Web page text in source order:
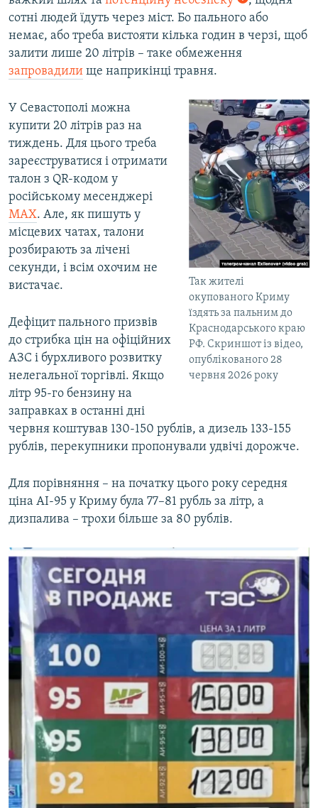
сотні людей їдуть через міст. Бо пального або
немає, або треба вистояти кілька годин в черзі, щоб
залити лише 20 літрів – таке обмеження
запровадили ще наприкінці травня.
Так жителі
окупованого Криму
їздять за пальним до
Краснодарського краю
РФ. Скриншот із відео,
опублікованого 28
червня 2026 року
У Севастополі можна
купити 20 літрів раз на
тиждень. Для цього треба
зареєструватися і отримати
талон з QR-кодом у
російському месенджері
МАХ. Але, як пишуть у
місцевих чатах, талони
розбирають за лічені
секунди, і всім охочим не
вистачає.
Дефіцит пального призвів
до стрибка цін на офіційних
АЗС і бурхливого розвитку
нелегальної торгівлі. Якщо
літр 95-го бензину на
заправках в останні дні
червня коштував 130-150 рублів, а дизель 133-155
рублів, перекупники пропонували удвічі дорожче.
Для порівняння – на початку цього року середня
ціна АІ-95 у Криму була 77–81 рубль за літр, а
дизпалива – трохи більше за 80 рублів.